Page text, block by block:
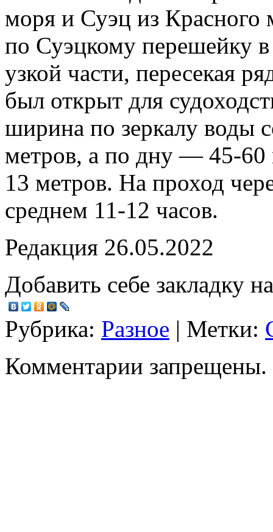
моря и Суэц из Красного
по Суэцкому перешейку
узкой части, пересекая
был открыт для
ширина по зеркалу воды
метров, а по дну — 45-60
13 метров. На проход
среднем 11-12 часов.
Редакция 26.05.2022
Добавить себе закладку
Рубрика: Разное | Метки:
Комментарии запрещены.